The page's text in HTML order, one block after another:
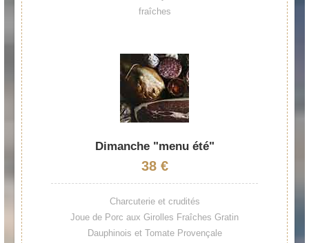
fraîches
Dimanche "menu été"
38 €
Charcuterie et crudités
Joue de Porc aux Girolles Fraîches Gratin
Dauphinois et Tomate Provençale